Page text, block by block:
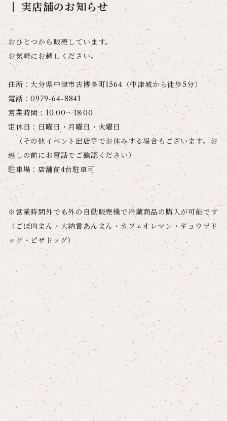
実店舗のお知らせ
おひとつから販売しています。
お気軽にお越しください。
住所：大分県中津市古博多町1564（中津城から徒歩5分）
電話：0979-64-8841
営業時間：10:00〜18:00
定休日：日曜日・月曜日・火曜日
（その他イベント出店等でお休みする場合もございます。お
越しの前にお電話でご確認ください）
駐車場：店舗前4台駐車可
※営業時間外でも外の自動販売機で冷蔵商品の購入が可能です
（ごぼ肉まん・大納言あんまん・カフェオレマン・ギョウザド
ッグ・ピザドッグ）